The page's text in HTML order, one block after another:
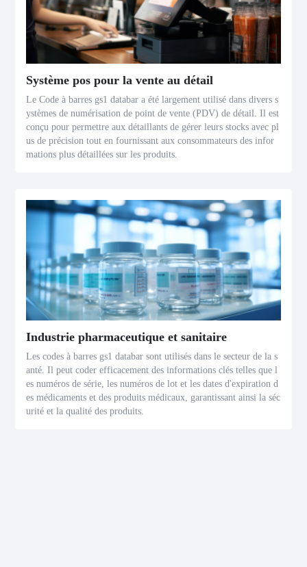
Système pos pour la vente au détail
Le Code à barres gs1 databar a été largement utilisé dans divers s
ystèmes de numérisation de point de vente (PDV) de détail. Il est
conçu pour permettre aux détaillants de gérer leurs stocks avec pl
us de précision tout en fournissant aux consommateurs des infor
mations plus détaillées sur les produits.
Industrie pharmaceutique et sanitaire
Les codes à barres gs1 databar sont utilisés dans le secteur de la s
anté. Il peut coder efficacement des informations clés telles que l
es numéros de série, les numéros de lot et les dates d'expiration d
es médicaments et des produits médicaux, garantissant ainsi la séc
urité et la qualité des produits.